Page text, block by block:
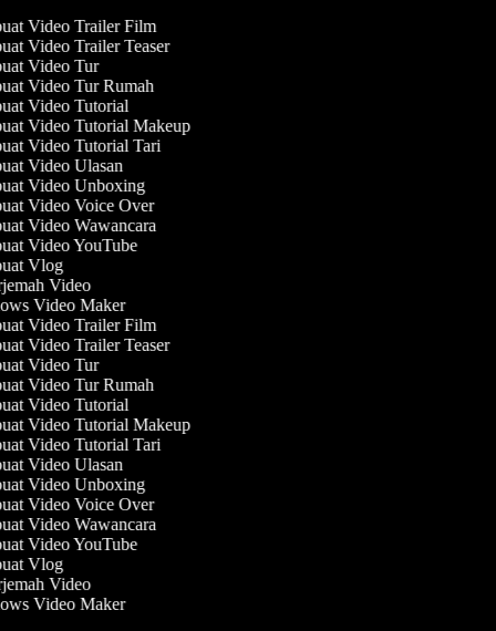
Video Trailer Film
Video Trailer Teaser
Video Tur
Video Tur Rumah
Video Tutorial
Video Tutorial Makeup
Video Tutorial Tari
Video Ulasan
Video Unboxing
Video Voice Over
Video Wawancara
Video YouTube
Vlog
Video
Video Maker
Video Trailer Film
Video Trailer Teaser
Video Tur
Video Tur Rumah
Video Tutorial
Video Tutorial Makeup
Video Tutorial Tari
Video Ulasan
Video Unboxing
Video Voice Over
Video Wawancara
Video YouTube
Vlog
Video
Video Maker